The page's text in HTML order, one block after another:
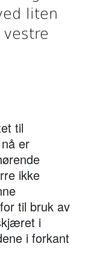
liten
til
er
ikke
til bruk av
i
i forkant